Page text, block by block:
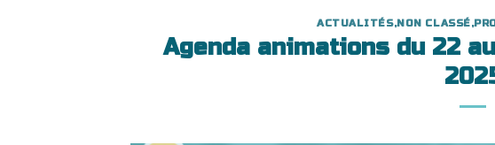
ACTUALITÉS,NON CLASSÉ,
Agenda animations du 22